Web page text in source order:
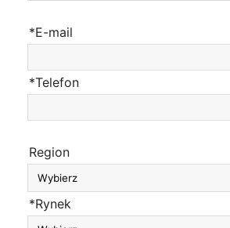
*E-mail
*Telefon
Region
*Rynek